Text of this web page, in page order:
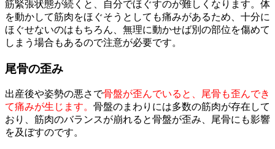
筋緊張状態が続くと、自分でほぐすのが難しくなります。体
を動かして筋肉をほぐそうとしても痛みがあるため、十分に
ほぐせないのはもちろん、無理に動かせば別の部位を傷めて
しまう場合もあるので注意が必要です。
尾骨の歪み
出産後や姿勢の悪さで骨盤が歪んでいると、尾骨も歪んでき
て痛みが生じます。 骨盤のまわりには多数の筋肉が存在して
おり、筋肉のバランスが崩れると骨盤が歪み、尾骨にも影響
を及ぼすのです。